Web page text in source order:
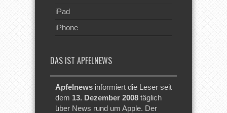
iPad
iPhone
DAS IST APFELNEWS
Apfelnews informiert die Leser seit
dem 13. Dezember 2008 täglich
über News rund um Apple. Der